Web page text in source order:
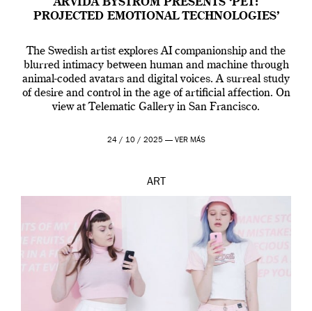
ARVIDA BYSTRÖM PRESENTS ‘PET:
PROJECTED EMOTIONAL TECHNOLOGIES’
The Swedish artist explores AI companionship and the
blurred intimacy between human and machine through
animal-coded avatars and digital voices. A surreal study
of desire and control in the age of artificial affection. On
view at Telematic Gallery in San Francisco.
24 / 10 / 2025 — VER MÁS
ART